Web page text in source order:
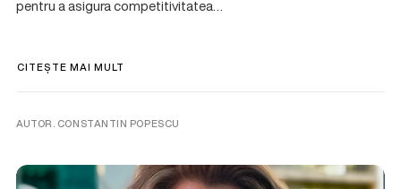
pentru a asigura competitivitatea…
CITEȘTE MAI MULT
AUTOR. CONSTANTIN POPESCU